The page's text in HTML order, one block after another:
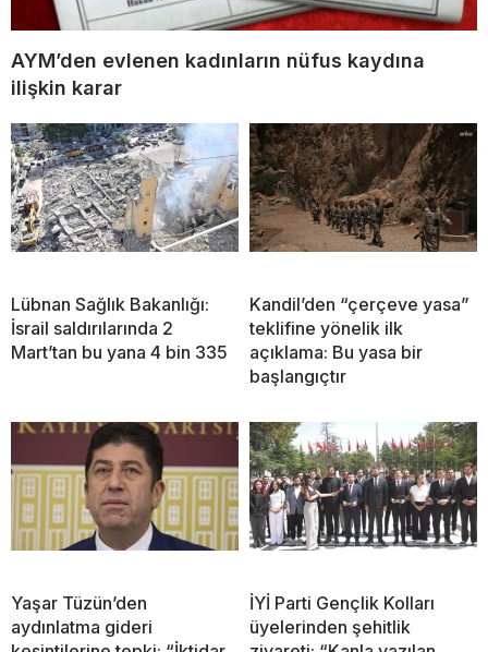
AYM’den evlenen kadınların nüfus kaydına
ilişkin karar
Lübnan Sağlık Bakanlığı:
İsrail saldırılarında 2
Mart’tan bu yana 4 bin 335
Kandil’den “çerçeve yasa”
teklifine yönelik ilk
açıklama: Bu yasa bir
başlangıçtır
Yaşar Tüzün’den
aydınlatma gideri
İYİ Parti Gençlik Kolları
üyelerinden şehitlik